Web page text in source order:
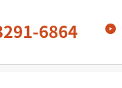
6864